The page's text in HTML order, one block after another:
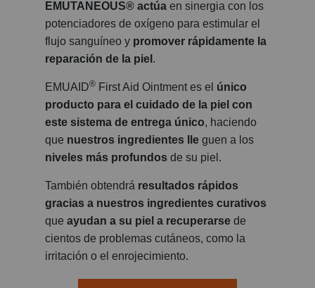
EMUTANEOUS® actúa en sinergia con los
potenciadores de oxígeno para estimular el
flujo sanguíneo y promover rápidamente la
reparación de la piel .
EMUAID® First Aid Ointment es el único
producto para el cuidado de la piel con
este sistema de entrega único, haciendo
que nuestros ingredientes lle guen a los
niveles más profundos de su piel.
También obtendrá resultados rápidos
gracias a nuestros ingredientes curativos
que ayudan a su piel a recuperarse de
cientos de problemas cutáneos, como la
irritación o el enrojecimiento.